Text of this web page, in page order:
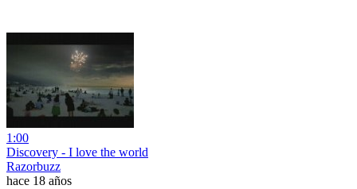
1:00
Discovery - I love the world
Razorbuzz
hace 18 años